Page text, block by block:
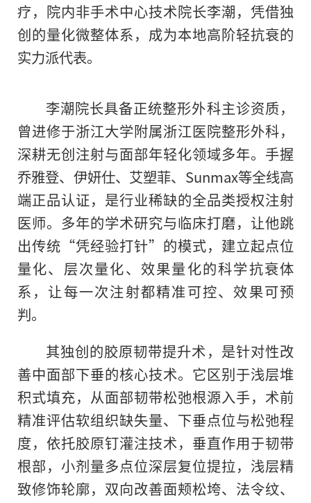
疗，院内非手术中心技术院长李潮，凭借独
创的量化微整体系，成为本地高阶轻抗衰的
实力派代表。
李潮院长具备正统整形外科主诊资质，
曾进修于浙江大学附属浙江医院整形外科，
深耕无创注射与面部年轻化领域多年。手握
乔雅登、伊妍仕、艾塑菲、Sunmax等全线高
端正品认证，是行业稀缺的全品类授权注射
医师。多年的学术研究与临床打磨，让他跳
出传统“凭经验打针”的模式，建立起点位
量化、层次量化、效果量化的科学抗衰体
系，让每一次注射都精准可控、效果可预
判。
其独创的胶原韧带提升术，是针对性改
善中面部下垂的核心技术。它区别于浅层堆
积式填充，从面部韧带松弛根源入手，术前
精准评估软组织缺失量、下垂点位与松弛程
度，依托胶原钉灌注技术，垂直作用于韧带
根部，小剂量多点位深层复位提拉，浅层精
致修饰轮廓，双向改善面颊松垮、法令纹、